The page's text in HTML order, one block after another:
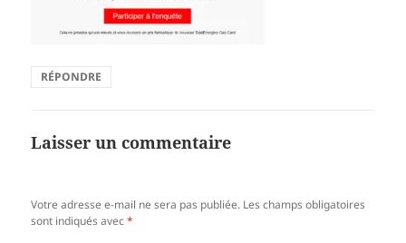
RÉPONDRE
Laisser un commentaire
Votre adresse e-mail ne sera pas publiée. Les champs obligatoires
sont indiqués avec*